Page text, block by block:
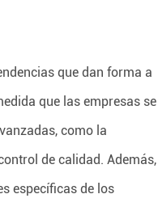
que dan forma a
que las empresas se
como la
de calidad. Además,
específicas de los